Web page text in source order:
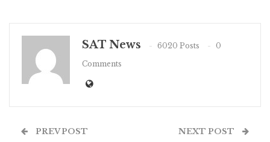
SAT News 6020 Posts
0
Comments
PREV POST NEXT POST